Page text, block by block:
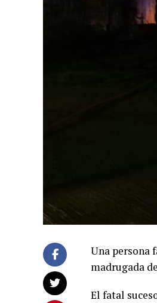
Una persona
madrugada
El fatal